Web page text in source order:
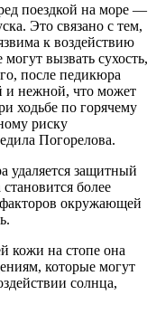
поездкой на море —
Это связано с тем,
к воздействию
вызвать сухость,
после педикюра
и нежной, что может
ходьбе по горячему
риску
Погорелова.
удаляется защитный
более
окружающей
кожи на стопе она
которые могут
солнца,